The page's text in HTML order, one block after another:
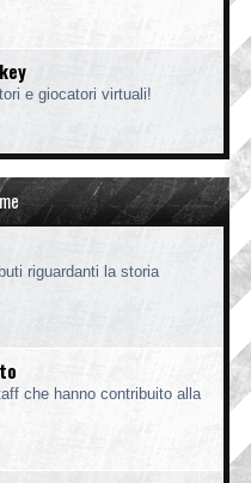
e giocatori virtuali!
riguardanti la storia
che hanno contribuito alla